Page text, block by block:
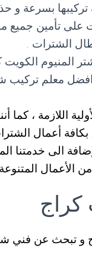
تركيبها بسرعة و
على تأمين جميع
الشترات .
المنيوم الكويت
معلم تركيب
اللازمة ،
بكافة أعمال
الأعمال
كراج
تبحث عن فني شتر